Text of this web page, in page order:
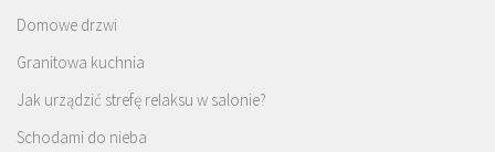
Domowe drzwi
Granitowa kuchnia
Jak urządzić strefę relaksu w salonie?
Schodami do nieba